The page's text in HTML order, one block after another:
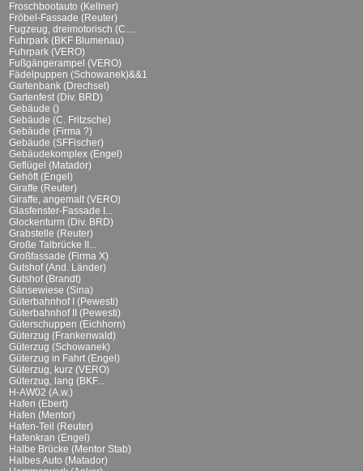
Froschbootauto (Kellner)
Fröbel-Fassade (Reuter)
Fugzeug, dreimotorisch (C....
Fuhrpark (BKF Blumenau)
Fuhrpark (VERO)
Fußgängerampel (VERO)
Fädelpuppen (Schowanek)&&1
Gartenbank (Drechsel)
Gartenfest (Div. BRD)
Gebäude ()
Gebäude (C. Fritzsche)
Gebäude (Firma ?)
Gebäude (SFFischer)
Gebäudekomplex (Engel)
Geflügel (Matador)
Gehöft (Engel)
Giraffe (Reuter)
Giraffe, angemalt (VERO)
Glasfenster-Fassade I...
Glockenturm (Div. BRD)
Grabstelle (Reuter)
Große Talbrücke II...
Großfassade (Firma X)
Gutshof (And. Länder)
Gutshof (Brandt)
Gänsewiese (Sina)
Güterbahnhof I (Pewesti)
Güterbahnhof II (Pewesti)
Güterschuppen (Eichhorn)
Güterzug (Frankenwald)
Güterzug (Schowanek)
Güterzug in Fahrt (Engel)
Güterzug, kurz (VERO)
Güterzug, lang (BKF...
H-AW02 (A.w.)
Hafen (Ebert)
Hafen (Mentor)
Hafen-Teil (Reuter)
Hafenkran (Engel)
Halbe Brücke (Mentor Stab)
Halbes Auto (Matador)